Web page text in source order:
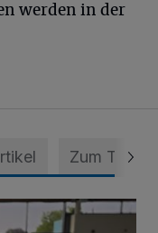
werden in der
Zum Thema